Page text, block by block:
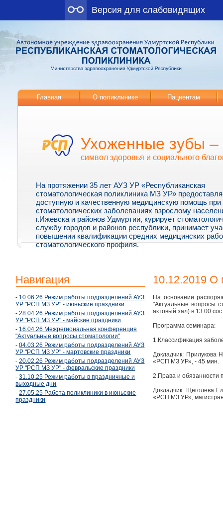
Версия для слабовидящих
Главная О поликлинике Пациентам
Ухоженные зубы –
символ здоровья и социального
На протяжении 35 лет АУЗ УР «Республиканская
стоматологическая поликлиника МЗ УР»
доступную и качественную медицинскую помощь при
стоматологических заболеваниях взрослому
г.Ижевска и районов Удмуртии, курирует
службу городов и районов республики, принимает
повышении квалификации средних медицинских
стоматологического профиля.
Навигация
- 10.06.26 Режим работы подразделений АУЗ
УР "РСП МЗ УР" - июньские праздники
-28.04.26 Режим работы подразделений АУЗ
УР "РСП МЗ УР" - майские праздники
- 16.04.26 Межрегиональная конференция
"Актуальные вопросы стоматологии"
-04.03.26 Режим работы подразделений АУЗ
УР "РСП МЗ УР" - мартовские праздники
-20.02.26 Режим работы подразделений АУЗ
УР "РСП МЗ УР" - февральские праздники
-31.10.25 Режим работы в праздничные и
выходные дни
-27.05.25 Работа поликлиники в июньские
праздники
10.12.2019
На основании
"Актуальные вопросы
актовый зал) в 13.00
Программа семинара:
1.Классификация
Докладчик: Прилукова
«РСП МЗ УР», - 45 мин.
2.Права и обязанности
Докладчик: Щёголева
«РСП МЗ УР»,